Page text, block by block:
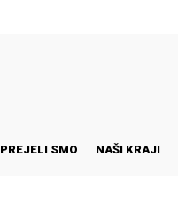
PREJELI SMO NAŠI KRAJI